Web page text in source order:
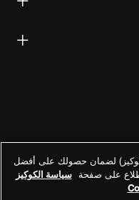
لضمان حصولك على أفضل
على صفحة سياسة الكوكيز